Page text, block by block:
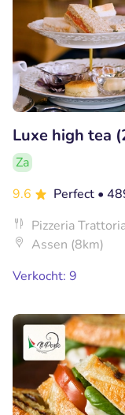
Luxe high tea
Za
9.6
Perfect •
Pizzeria
Assen (8km)
Verkocht: 9